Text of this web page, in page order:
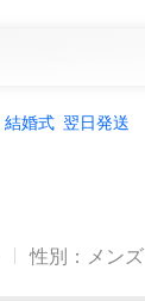
結婚式 翌日発送
性別 ： メンズ